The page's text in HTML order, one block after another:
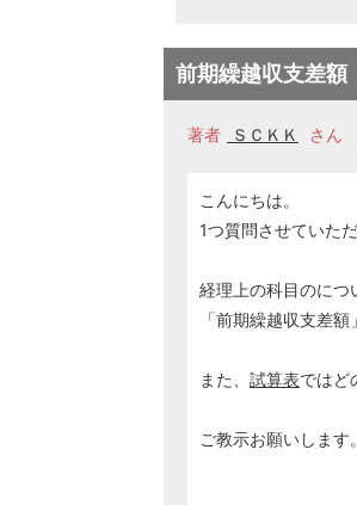
前期繰越収支差額
著者 ＳＣＫＫ さん
こんにちは。
1つ質問させていただ
経理上の科目のにつ
「前期繰越収支差
また、 試算表ではど
ご教示お願いします。